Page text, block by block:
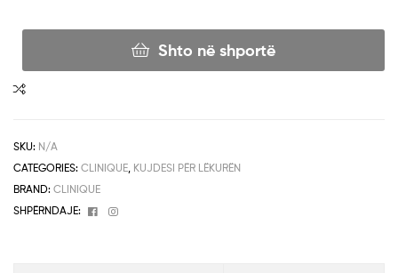
Shto në shportë
SKU: N/A
CATEGORIES: CLINIQUE KUJDESI PËR LËKURËN
BRAND: CLINIQUE
SHPËRNDAJE:
Facebook
Instagram